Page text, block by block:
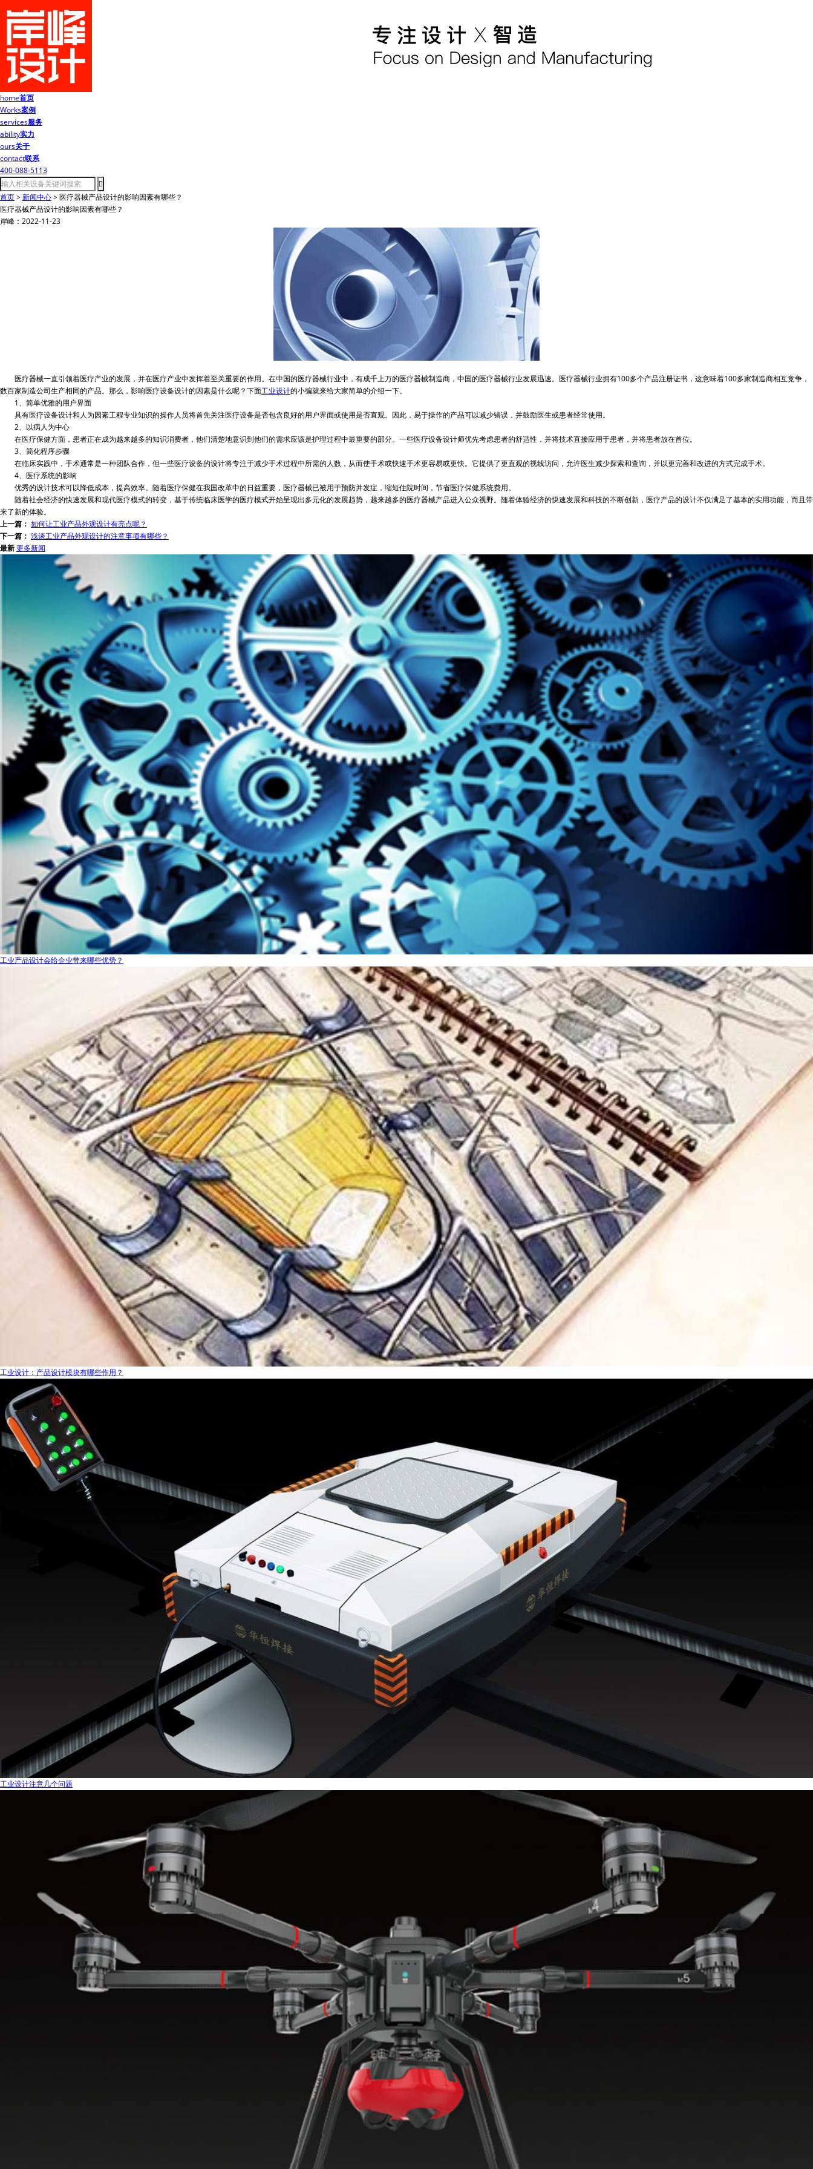
home首页
Works案例
services服务
ability实力
ours关于
contact联系
400-088-5113
首页> 新闻中心> 医疗器械产品设计的影响因素有哪些？
医疗器械产品设计的影响因素有哪些？
岸峰：2022-11-23
医疗器械一直引领着医疗产业的发展，并在医疗产业中发挥着至关重要的作用。在中国的医疗器械行业中，有成千上万的医疗器械制造商，中国的医疗器械行业发展迅速。医疗器械行业拥有100多个产品注册证书，这意味着100多家制造商相互竞争，
数百家制造公司生产相同的产品。那么，影响医疗设备设计的因素是什么呢？下面工业设计的小编就来给大家简单的介绍一下。
1、简单优雅的用户界面
具有医疗设备设计和人为因素工程专业知识的操作人员将首先关注医疗设备是否包含良好的用户界面或使用是否直观。因此，易于操作的产品可以减少错误，并鼓励医生或患者经常使用。
2、以病人为中心
在医疗保健方面，患者正在成为越来越多的知识消费者，他们清楚地意识到他们的需求应该是护理过程中最重要的部分。一些医疗设备设计师优先考虑患者的舒适性，并将技术直接应用于患者，并将患者放在首位。
3、简化程序步骤
在临床实践中，手术通常是一种团队合作，但一些医疗设备的设计将专注于减少手术过程中所需的人数，从而使手术或快速手术更容易或更快。它提供了更直观的视线访问，允许医生减少探索和查询，并以更完善和改进的方式完成手术。
4、医疗系统的影响
优秀的设计技术可以降低成本，提高效率。随着医疗保健在我国改革中的日益重要，医疗器械已被用于预防并发症，缩短住院时间，节省医疗保健系统费用。
随着社会经济的快速发展和现代医疗模式的转变，基于传统临床医学的医疗模式开始呈现出多元化的发展趋势，越来越多的医疗器械产品进入公众视野。随着体验经济的快速发展和科技的不断创新，医疗产品的设计不仅满足了基本的实用功能，而且带
来了新的体验。
上一篇： 如何让工业产品外观设计有亮点呢？
下一篇： 浅谈工业产品外观设计的注意事项有哪些？
最新更多新闻
工业产品设计会给企业带来哪些优势？
工业设计：产品设计模块有哪些作用？
工业设计注意几个问题